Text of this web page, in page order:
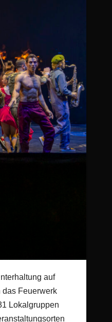
auf
das Feuerwerk
Lokalgruppen